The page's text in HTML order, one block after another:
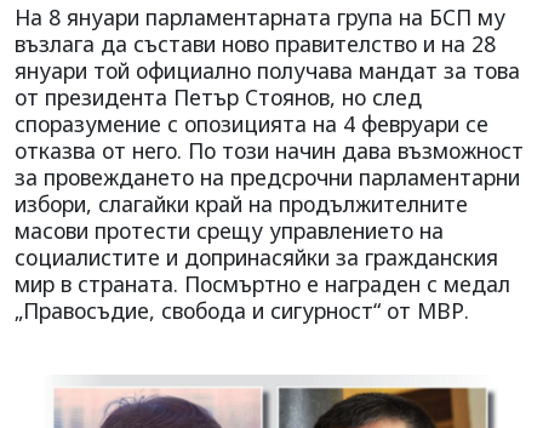
На 8 януари парламентарната група на БСП му
възлага да състави ново правителство и на 28
януари той официално получава мандат за това
от президента Петър Стоянов, но след
споразумение с опозицията на 4 февруари се
отказва от него. По този начин дава възможност
за провеждането на предсрочни парламентарни
избори, слагайки край на продължителните
масови протести срещу управлението на
социалистите и допринасяйки за гражданския
мир в страната. Посмъртно е награден с медал
„Правосъдие, свобода и сигурност“ от МВР.